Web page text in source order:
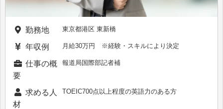
勤務地 東京都港区 東新橋
年収例 月給30万円 ※経験・スキルにより決定
仕事の概
要
報道局国際部記者補
求める人
材
TOEIC700点以上程度の英語力のある方